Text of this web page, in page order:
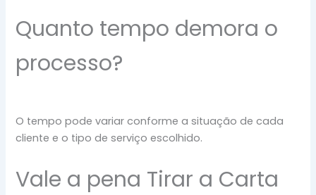
Quanto tempo demora o
processo?
O tempo pode variar conforme a situação de cada
cliente e o tipo de serviço escolhido.
Vale a pena Tirar a Carta